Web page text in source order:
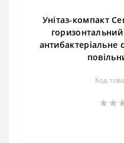
Унітаз-компакт
антибактеріальне
Код